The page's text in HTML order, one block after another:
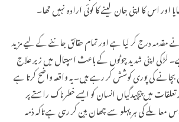
اور اس کا اپنی جان لینے کا کوئی ارادہ نہیں تھا۔
درج کر لیا ہے اور تمام حقائق جاننے کے لیے مزید
اپنی شدید چوٹوں کے باعث اسپتال میں زیر علاج
کی پوری کوشش کر رہے ہیں۔ یہ واقعہ واضح کرتا ہے
میں پیچیدگیاں انسان کو ایسے خطرناک راستے پر
کی ہر پہلو سے چھان بین کر رہی ہے تاکہ ذمہ